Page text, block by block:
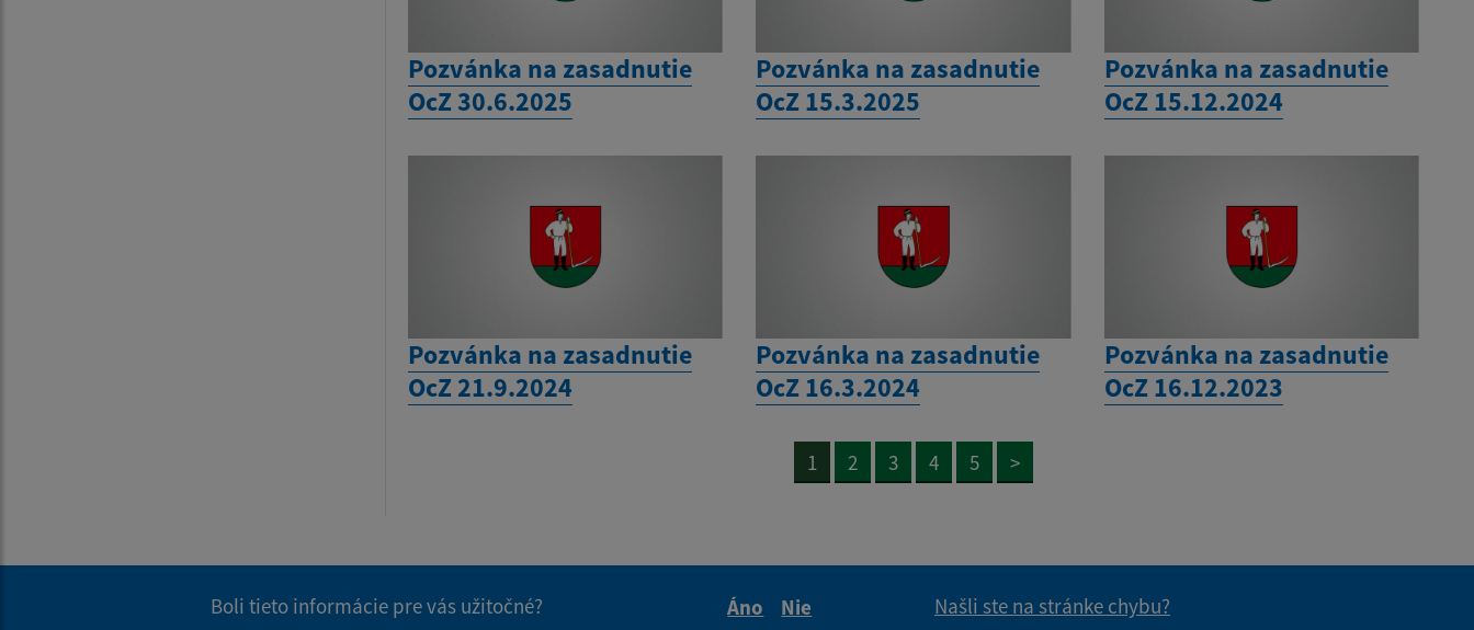
Pozvánka na zasadnutie
OcZ 30.6.2025
Pozvánka na zasadnutie
OcZ 15.3.2025
Pozvánka na zasadnutie
OcZ 15.12.2024
Pozvánka na zasadnutie
OcZ 21.9.2024
Pozvánka na zasadnutie
OcZ 16.3.2024
Pozvánka na zasadnutie
OcZ 16.12.2023
1 2 3 4 5 >
Boli tieto informácie pre vás užitočné?
Áno
Nie
Našli ste na stránke chybu?